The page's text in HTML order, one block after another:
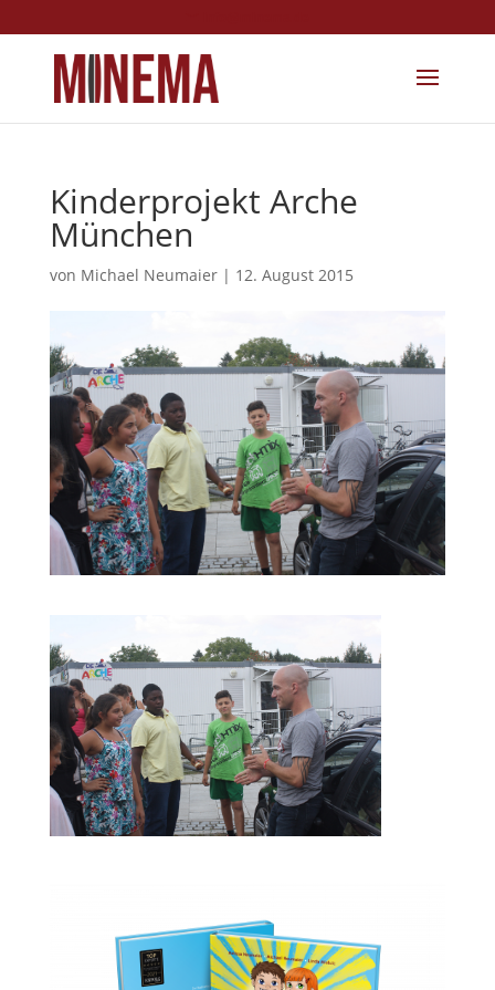
Kinderprojekt Arche
München
von Michael Neumaier| 12. August 2015